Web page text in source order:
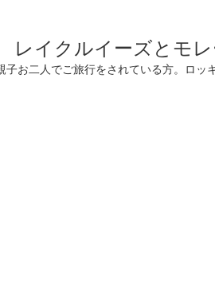
イクルイーズとモレ
子お二人でご旅行をされている方。ロッ